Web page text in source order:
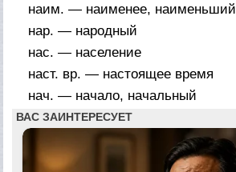
наим. — наименее, наименьший
нар. — народный
нас. — население
наст. вр. — настоящее время
нач. — начало, начальный